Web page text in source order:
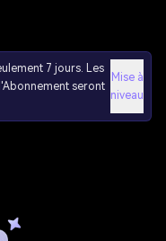
7 jours. Les
seront
Mise à
niveau